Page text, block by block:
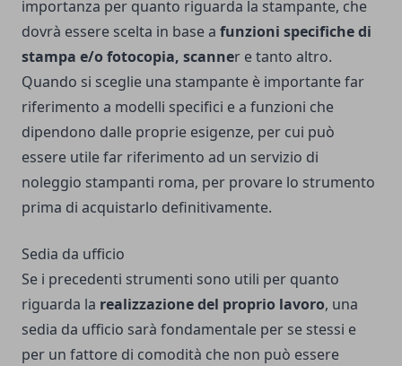
importanza per quanto riguarda la stampante, che
dovrà essere scelta in base a funzioni specifiche di
stampa e/o fotocopia, scanner e tanto altro.
Quando si sceglie una stampante è importante far
riferimento a modelli specifici e a funzioni che
dipendono dalle proprie esigenze, per cui può
essere utile far riferimento ad un servizio di
noleggio stampanti roma, per provare lo strumento
prima di acquistarlo definitivamente.
Sedia da ufficio
Se i precedenti strumenti sono utili per quanto
riguarda la realizzazione del proprio lavoro, una
sedia da ufficio sarà fondamentale per se stessi e
per un fattore di comodità che non può essere